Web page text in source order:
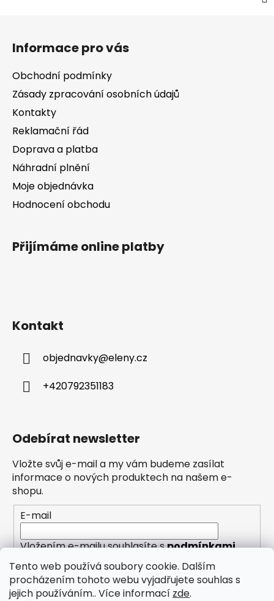
Tento web používá soubory cookie. Dalším
procházením tohoto webu vyjadřujete souhlas s
jejich používáním.. Více informací zde.
Informace pro vás
Obchodní podmínky
Zásady zpracování osobních údajů
Kontakty
Reklamační řád
Doprava a platba
Náhradní plnění
Moje objednávka
Hodnocení obchodu
Přijímáme online platby
Kontakt
objednavky@eleny.cz
+420792351183
Odebírat newsletter
Vložte svůj e-mail a my vám budeme zasílat
informace o nových produktech na našem e-
shopu.
E-mail
Vložením e-mailu souhlasíte spodmínkami
ochrany osobních údajů
PŘIHLÁSIT SE